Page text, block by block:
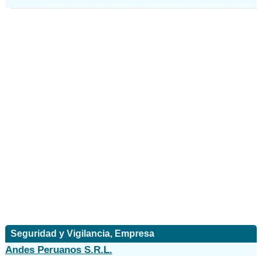
Seguridad y Vigilancia, Empresa
Andes Peruanos S.R.L.